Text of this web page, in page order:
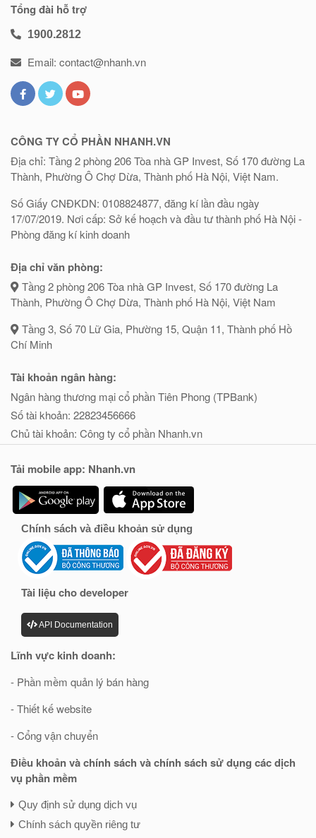
Tổng đài hỗ trợ
1900.2812
Email: contact@nhanh.vn
CÔNG TY CỔ PHẦN NHANH.VN
Địa chỉ: Tầng 2 phòng 206 Tòa nhà GP Invest, Số 170 đường La
Thành, Phường Ô Chợ Dừa, Thành phố Hà Nội, Việt Nam.
Số Giấy CNĐKDN: 0108824877, đăng kí lần đầu ngày
17/07/2019. Nơi cấp: Sở kế hoạch và đầu tư thành phố Hà Nội -
Phòng đăng kí kinh doanh
Địa chỉ văn phòng:
Tầng 2 phòng 206 Tòa nhà GP Invest, Số 170 đường La
Thành, Phường Ô Chợ Dừa, Thành phố Hà Nội, Việt Nam
Tầng 3, Số 70 Lữ Gia, Phường 15, Quận 11, Thành phố Hồ
Chí Minh
Tài khoản ngân hàng:
Ngân hàng thương mại cổ phần Tiên Phong (TPBank)
Số tài khoản: 22823456666
Chủ tài khoản: Công ty cổ phần Nhanh.vn
Tải mobile app: Nhanh.vn
Chính sách và điều khoản sử dụng
Tài liệu cho developer
API Documentation
Lĩnh vực kinh doanh:
- Phần mềm quản lý bán hàng
- Thiết kế website
- Cổng vận chuyển
Điều khoản và chính sách và chính sách sử dụng các dịch
vụ phần mềm
Quy định sử dụng dịch vụ
Chính sách quyền riêng tư